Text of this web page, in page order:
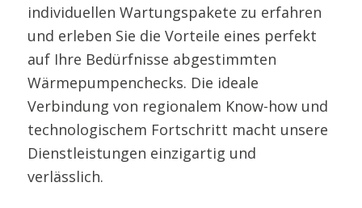
individuellen Wartungspakete zu erfahren
und erleben Sie die Vorteile eines perfekt
auf Ihre Bedürfnisse abgestimmten
Wärmepumpenchecks. Die ideale
Verbindung von regionalem Know-how und
technologischem Fortschritt macht unsere
Dienstleistungen einzigartig und
verlässlich.